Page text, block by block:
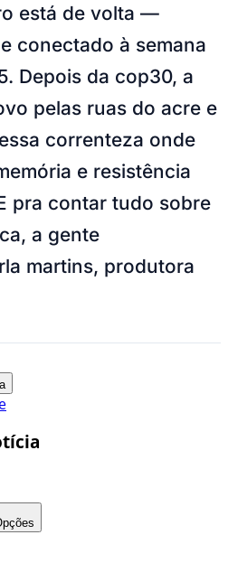
está de volta —
conectado à semana
Depois da cop30, a
pelas ruas do acre e
correnteza onde
e resistência
pra contar tudo sobre
a gente
martins, produtora